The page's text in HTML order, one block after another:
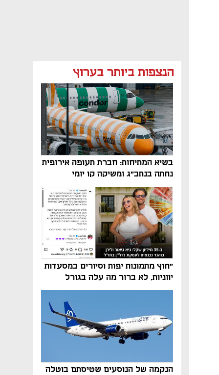
הנצפות ביותר בערוץ
בשיא המתיחות: חברת תעופה אירופית
נחתה בנתב"ג ומשיקה קו יומי
"חוץ מתמונות יפות וסיורים במסעדות
יווניות, לא ברור מה עלה בגורל
פרויקט הנדל"ן"
הנקמה של הנוסעים שטיסתם בוטלה